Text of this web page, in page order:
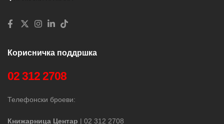
Корисничка поддршка
02 312 2708
Телефонски броеви:
Книжарница Центар | 02 312 2708